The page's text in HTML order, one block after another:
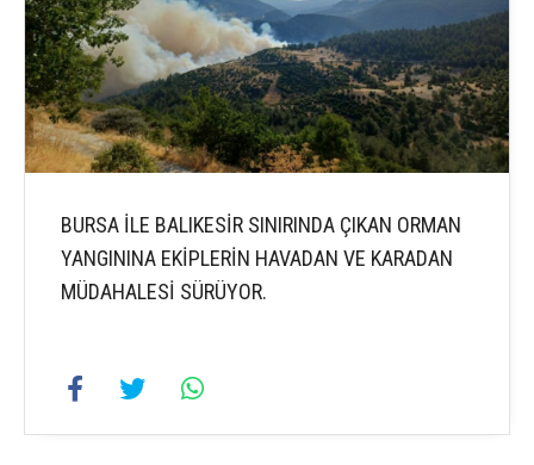
BURSA İLE BALIKESİR SINIRINDA ÇIKAN ORMAN
YANGININA EKİPLERİN HAVADAN VE KARADAN
MÜDAHALESİ SÜRÜYOR.